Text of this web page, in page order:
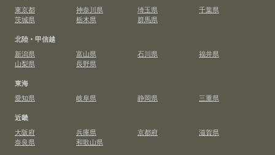
東京都
神奈川県 埼玉県
千葉県
茨城県
栃木県
群馬県
北陸・甲信越
新潟県
富山県 石川県
福井県
山梨県
長野県
東海
愛知県
岐阜県 静岡県
三重県
近畿
大阪府
兵庫県 京都府
滋賀県
奈良県
和歌山県